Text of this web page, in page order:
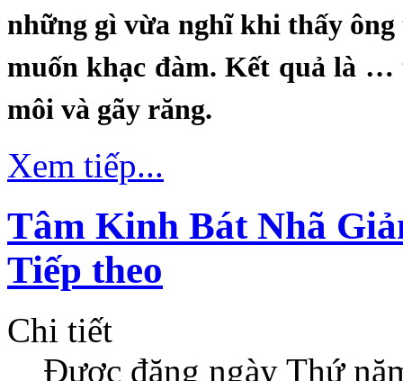
những gì vừa nghĩ khi thấy
muốn khạc đàm. Kết quả là …
môi và gãy răng.
Xem tiếp...
Tâm Kinh Bát Nhã
Tiếp theo
Chi tiết
Được đăng ngày Thứ